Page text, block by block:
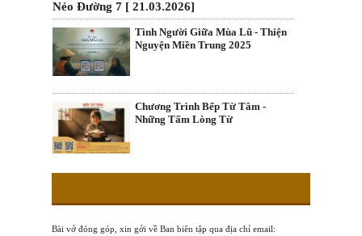
Nẻo Đường 7 [ 21.03.2026]
Tình Người Giữa Mùa Lũ - Thiện
Nguyện Miền Trung 2025
Chương Trình Bếp Từ Tâm -
Những Tấm Lòng Từ
Bài vở đóng góp, xin gởi về Ban biên tập qua địa chỉ email: